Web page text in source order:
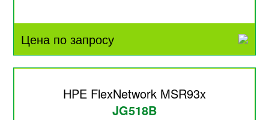
Цена по запросу
HPE FlexNetwork MSR93x
JG518B